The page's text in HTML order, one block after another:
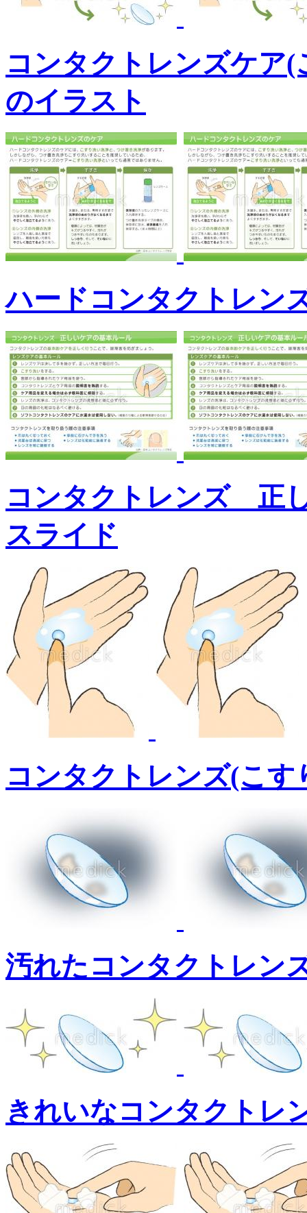
コンタクトレンズケア
のイラスト
ハードコンタクトレン
コンタクトレンズ 正
スライド
コンタクトレンズ(こ
汚れたコンタクトレン
きれいなコンタクトレ